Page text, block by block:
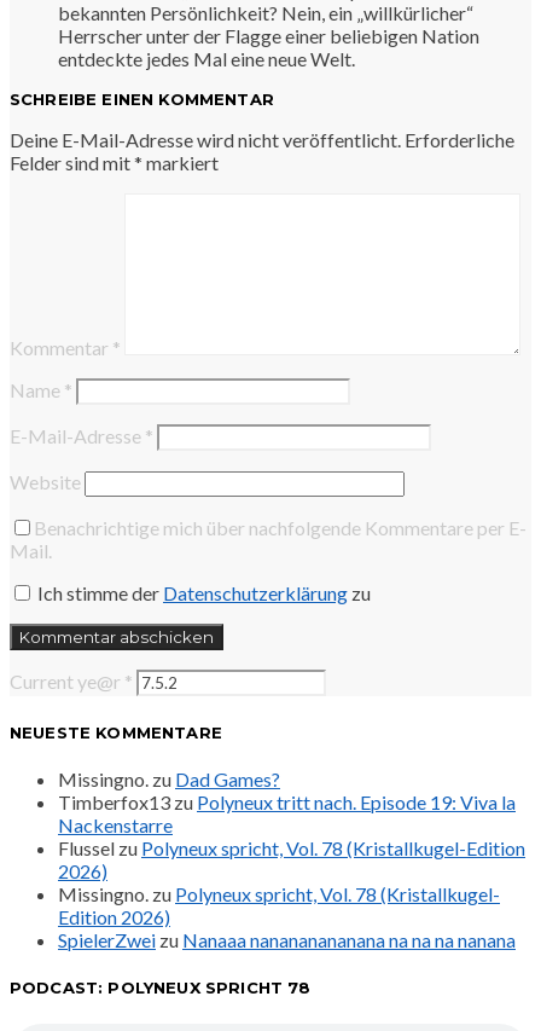
bekannten Persönlichkeit? Nein, ein „willkürlicher“
Herrscher unter der Flagge einer beliebigen Nation
entdeckte jedes Mal eine neue Welt.
SCHREIBE EINEN KOMMENTAR
Deine E-Mail-Adresse wird nicht veröffentlicht. Erforderliche
Felder sind mit* markiert
Kommentar *
Name *
E-Mail-Adresse *
Website
Benachrichtige mich über nachfolgende Kommentare per E-
Mail.
Ich stimme der Datenschutzerklärung zu
Current ye@r *
NEUESTE KOMMENTARE
Missingno. zu Dad Games?
Timberfox13 zu Polyneux tritt nach. Episode 19: Viva la
Nackenstarre
Flussel zu Polyneux spricht, Vol. 78 (Kristallkugel-Edition
2026)
Missingno. zu Polyneux spricht, Vol. 78 (Kristallkugel-
Edition 2026)
SpielerZwei zu Nanaaa nanananananana na na na nanana
PODCAST: POLYNEUX SPRICHT 78